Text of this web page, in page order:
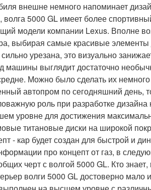
внешне немного напоминает
5000 GL имеет более
модели компании Lexus. Вполне
выбирая самые красивые элементы
урезана, это визуально
машины выглядит достаточно
Можно было сделать их
автопром по сегодняшний день,
роль при разработке
уровне для достижения
титановые диски на широкой
- кар будет создан для быстрой и
про концепт от газ, в
черт с волгой 5000 GL. Кто
волги 5000 GL достоверно мало